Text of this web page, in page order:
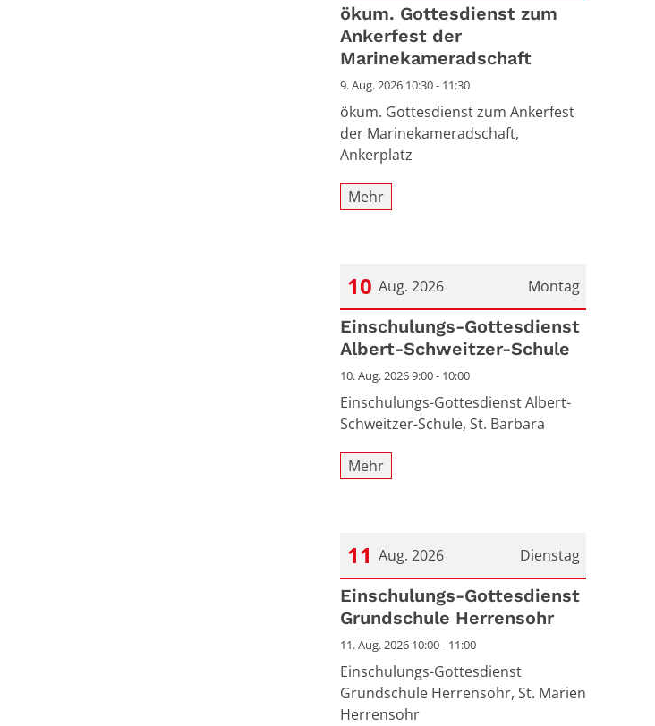
Datum: 9. August 2026
ökum. Gottesdienst zum
Ankerfest der
Marinekameradschaft
9. Aug. 2026 10:30 - 11:30
ökum. Gottesdienst zum Ankerfest
der Marinekameradschaft,
Ankerplatz
Mehr
Montag
10 Aug. 2026
Datum: 10. August 2026
Einschulungs-Gottesdienst
Albert-Schweitzer-Schule
10. Aug. 2026 9:00 - 10:00
Einschulungs-Gottesdienst Albert-
Schweitzer-Schule, St. Barbara
Mehr
Dienstag
11 Aug. 2026
Datum: 11. August 2026
Einschulungs-Gottesdienst
Grundschule Herrensohr
11. Aug. 2026 10:00 - 11:00
Einschulungs-Gottesdienst
Grundschule Herrensohr, St. Marien
Herrensohr